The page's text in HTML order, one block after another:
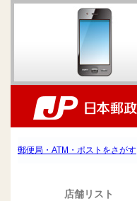
郵便局・ATM・ポストをさがす
店舗リスト